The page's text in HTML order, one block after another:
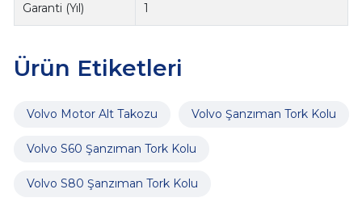
Garanti (Yıl) 1
Ürün Etiketleri
Volvo Motor Alt Takozu Volvo Şanzıman Tork Kolu
Volvo S60 Şanzıman Tork Kolu
Volvo S80 Şanzıman Tork Kolu